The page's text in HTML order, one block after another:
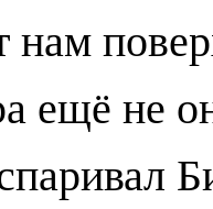
нам
ещё не